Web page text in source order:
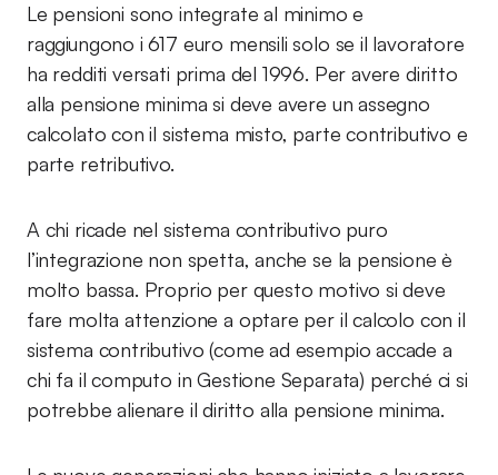
Le pensioni sono integrate al minimo e
raggiungono i 617 euro mensili solo se il lavoratore
ha redditi versati prima del 1996. Per avere diritto
alla pensione minima si deve avere un assegno
calcolato con il sistema misto, parte contributivo e
parte retributivo.
A chi ricade nel sistema contributivo puro
l’integrazione non spetta, anche se la pensione è
molto bassa. Proprio per questo motivo si deve
fare molta attenzione a optare per il calcolo con il
sistema contributivo (come ad esempio accade a
chi fa il computo in Gestione Separata) perché ci si
potrebbe alienare il diritto alla pensione minima.